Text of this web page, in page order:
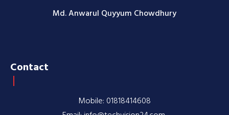
Md. Anwarul Quyyum Chowdhury
Contact
Mobile: 01818414608